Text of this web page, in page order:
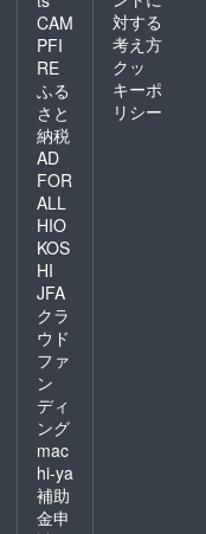
CAM
PFI
RE
ふる
さと
納税
AD
FOR
ALL
HIO
KOS
HI
JFA
クラ
ウド
ファ
ン
ディ
ング
mac
hi-ya
補助
金申
対する
考え方
クッ
キーポ
リシー